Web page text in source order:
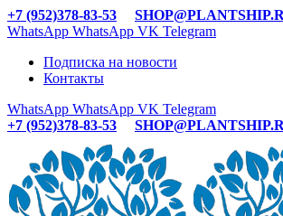
+7 (952)378-83-53
WhatsApp WhatsApp VK Telegram
Подписка на новости
Контакты
WhatsApp WhatsApp VK Telegram
+7 (952)378-83-53